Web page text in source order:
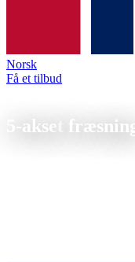
Norsk
Få et tilbud
5-akset fræsning